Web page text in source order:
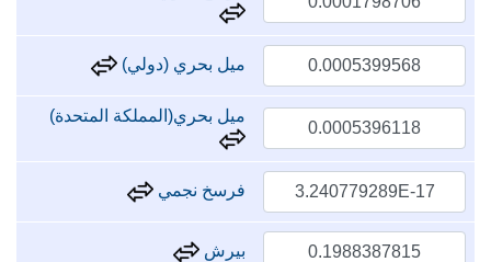
ميل بحري (دولي)
ميل بحري(المملكة المتحدة)
فرسخ نجمي
بيرش